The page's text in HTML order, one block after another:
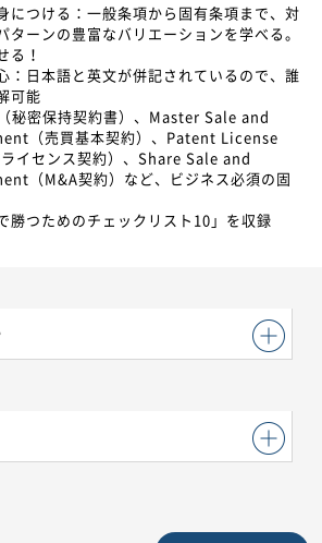
につける：一般条項から固有条項まで、対
ターンの豊富なバリエーションを学べる。
る！
：日本語と英文が併記されているので、誰
可能
秘密保持契約書）、Master Sale and
（売買基本契約）、Patent License
イセンス契約）、Share Sale and
（M&A契約）など、ビジネス必須の固
勝つためのチェックリスト10」を収録